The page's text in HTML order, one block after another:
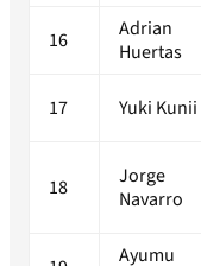
16
Adrian
Huertas
17 Yuki Kunii
18
Jorge
Navarro
Ayumu